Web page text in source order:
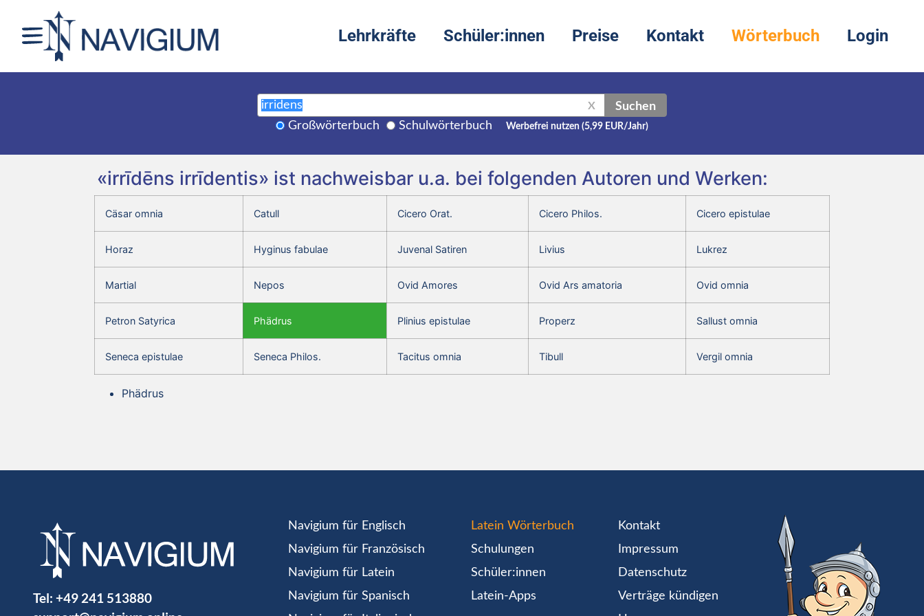
Lehrkräfte Schüler:innen Preise Kontakt Wörterbuch Login
X Suchen
Großwörterbuch Schulwörterbuch Werbefrei nutzen (5,99 EUR/Jahr)
«irrīdēns irrīdentis» ist nachweisbar u.a. bei folgenden Autoren und Werken:
Cäsar omnia Catull Cicero Orat. Cicero Philos. Cicero epistulae
Horaz Hyginus fabulae Juvenal Satiren Livius Lukrez
Martial Nepos Ovid Amores Ovid Ars amatoria Ovid omnia
Petron Satyrica Phädrus Plinius epistulae Properz Sallust omnia
Seneca epistulae Seneca Philos. Tacitus omnia Tibull Vergil omnia
Phädrus
Tel: +49 241 513880
Navigium für Englisch
Navigium für Französisch
Navigium für Latein
Navigium für Spanisch
Latein Wörterbuch
Schulungen
Schüler:innen
Latein-Apps
Kontakt
Impressum
Datenschutz
Verträge kündigen